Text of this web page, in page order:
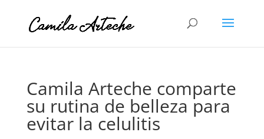
Camila Arteche comparte
su rutina de belleza para
evitar la celulitis